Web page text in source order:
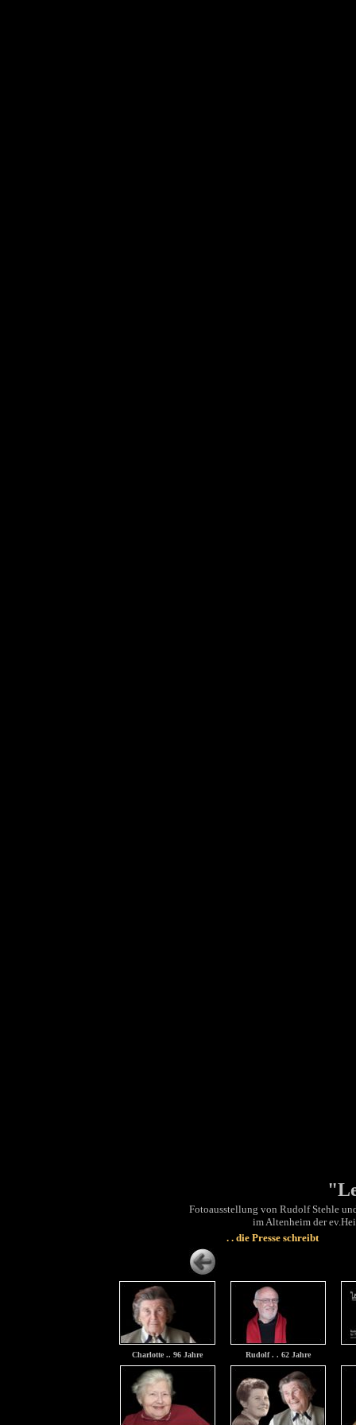
Fotoausstellung von Rudolf Stehle
im Altenheim der
. . die Presse schreibtt
Charlotte .. 96 Jahre Rudolf . . 62 Jahre